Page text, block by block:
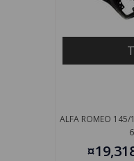
ALFA ROMEO